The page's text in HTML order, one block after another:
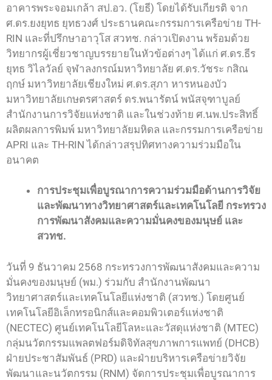
อาคารพระจอมเกล้า สป.อว. (โยธี) โดยได้รับเกียรติ จาก
ศ.ดร.ยงยุทธ ยุทธวงศ์ ประธานคณะกรรมการเครือข่าย TH-
RIN และที่ปรึกษาอาวุโส สวทช. กล่าวเปิดงาน พร้อมด้วย
วิทยากรผู้เชี่ยวชาญบรรยายในหัวข้อต่างๆ ได้แก่ ศ.ดร.ธีร
ยุทธ วิไลวัลย์ จุฬาลงกรณ์มหาวิทยาลัย ศ.ดร.วัชระ กสิณ
ฤกษ์ มหาวิทยาลัยเชียงใหม่ ศ.ดร.สุภา หารหนองบัว
มหาวิทยาลัยเกษตรศาสตร์ ดร.พนารัตน์ พนัสจุฑาบูลย์
สำนักงานการวิจัยแห่งชาติ และในช่วงท้าย ศ.นพ.ประสิทธิ์
ผลิตผลการพิมพ์ มหาวิทยาลัยมหิดล และกรรมการเครือข่าย
APRI และ TH-RIN ได้กล่าวสรุปทิศทางความร่วมมือใน
อนาคต
การประชุมเพื่อบูรณาการความร่วมมือด้านการวิจัย
และพัฒนาทางวิทยาศาสตร์และเทคโนโลยี กระทรวง
การพัฒนาสังคมและความมั่นคงของมนุษย์ และ
สวทช.
วันที่ 9 ธันวาคม 2568 กระทรวงการพัฒนาสังคมและความ
มั่นคงของมนุษย์ (พม.) ร่วมกับ สำนักงานพัฒนา
วิทยาศาสตร์และเทคโนโลยีแห่งชาติ (สวทช.) โดยศูนย์
เทคโนโลยีอิเล็กทรอนิกส์และคอมพิวเตอร์แห่งชาติ
(NECTEC) ศูนย์เทคโนโลยีโลหะและวัสดุแห่งชาติ (MTEC)
กลุ่มนวัตกรรมแพลตฟอร์มดิจิทัลสุขภาพการแพทย์ (DHCB)
ฝ่ายประชาสัมพันธ์ (PRD) และฝ่ายบริหารเครือข่ายวิจัย
พัฒนาและนวัตกรรม (RNM) จัดการประชุมเพื่อบูรณาการ